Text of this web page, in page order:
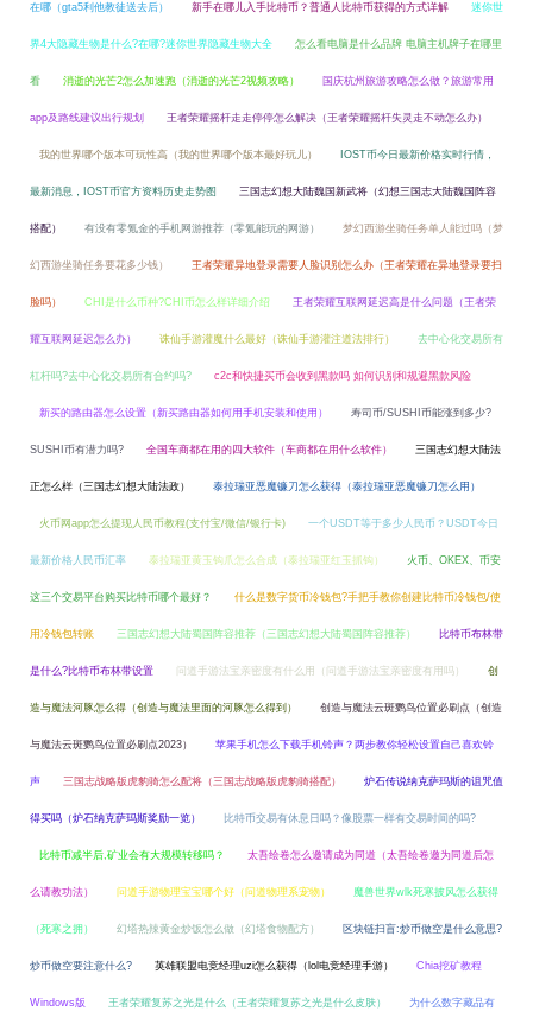
在哪（gta5利他教徒送去后） 新手在哪儿入手比特币？普通人比特币获得的方式详解 迷你世
界4大隐藏生物是什么?在哪?迷你世界隐藏生物大全 怎么看电脑是什么品牌 电脑主机牌子在哪里
看 消逝的光芒2怎么加速跑（消逝的光芒2视频攻略） 国庆杭州旅游攻略怎么做？旅游常用
app及路线建议出行规划 王者荣耀摇杆走走停停怎么解决（王者荣耀摇杆失灵走不动怎么办）
我的世界哪个版本可玩性高（我的世界哪个版本最好玩儿） IOST币今日最新价格实时行情，
最新消息，IOST币官方资料历史走势图 三国志幻想大陆魏国新武将（幻想三国志大陆魏国阵容
搭配） 有没有零氪金的手机网游推荐（零氪能玩的网游） 梦幻西游坐骑任务单人能过吗（梦
幻西游坐骑任务要花多少钱） 王者荣耀异地登录需要人脸识别怎么办（王者荣耀在异地登录要扫
脸吗） CHI是什么币种?CHI币怎么样详细介绍 王者荣耀互联网延迟高是什么问题（王者荣
耀互联网延迟怎么办） 诛仙手游灌魔什么最好（诛仙手游灌注道法排行） 去中心化交易所有
杠杆吗?去中心化交易所有合约吗? c2c和快捷买币会收到黑款吗 如何识别和规避黑款风险
新买的路由器怎么设置（新买路由器如何用手机安装和使用） 寿司币/SUSHI币能涨到多少?
SUSHI币有潜力吗? 全国车商都在用的四大软件（车商都在用什么软件） 三国志幻想大陆法
正怎么样（三国志幻想大陆法政） 泰拉瑞亚恶魔镰刀怎么获得（泰拉瑞亚恶魔镰刀怎么用）
火币网app怎么提现人民币教程(支付宝/微信/银行卡) 一个USDT等于多少人民币？USDT今日
最新价格人民币汇率 泰拉瑞亚黄玉钩爪怎么合成（泰拉瑞亚红玉抓钩） 火币、OKEX、币安
这三个交易平台购买比特币哪个最好？ 什么是数字货币冷钱包?手把手教你创建比特币冷钱包/使
用冷钱包转账 三国志幻想大陆蜀国阵容推荐（三国志幻想大陆蜀国阵容推荐） 比特币布林带
是什么?比特币布林带设置 问道手游法宝亲密度有什么用（问道手游法宝亲密度有用吗） 创
造与魔法河豚怎么得（创造与魔法里面的河豚怎么得到） 创造与魔法云斑鹦鸟位置必刷点（创造
与魔法云斑鹦鸟位置必刷点2023） 苹果手机怎么下载手机铃声？两步教你轻松设置自己喜欢铃
声 三国志战略版虎豹骑怎么配将（三国志战略版虎豹骑搭配） 炉石传说纳克萨玛斯的诅咒值
得买吗（炉石纳克萨玛斯奖励一览） 比特币交易有休息日吗？像股票一样有交易时间的吗?
比特币减半后,矿业会有大规模转移吗？ 太吾绘卷怎么邀请成为同道（太吾绘卷邀为同道后怎
么请教功法） 问道手游物理宝宝哪个好（问道物理系宠物） 魔兽世界wlk死寒披风怎么获得
（死寒之拥） 幻塔热辣黄金炒饭怎么做（幻塔食物配方） 区块链扫盲:炒币做空是什么意思?
炒币做空要注意什么? 英雄联盟电竞经理uzi怎么获得（lol电竞经理手游） Chia挖矿教程
Windows版 王者荣耀复苏之光是什么（王者荣耀复苏之光是什么皮肤） 为什么数字藏品有